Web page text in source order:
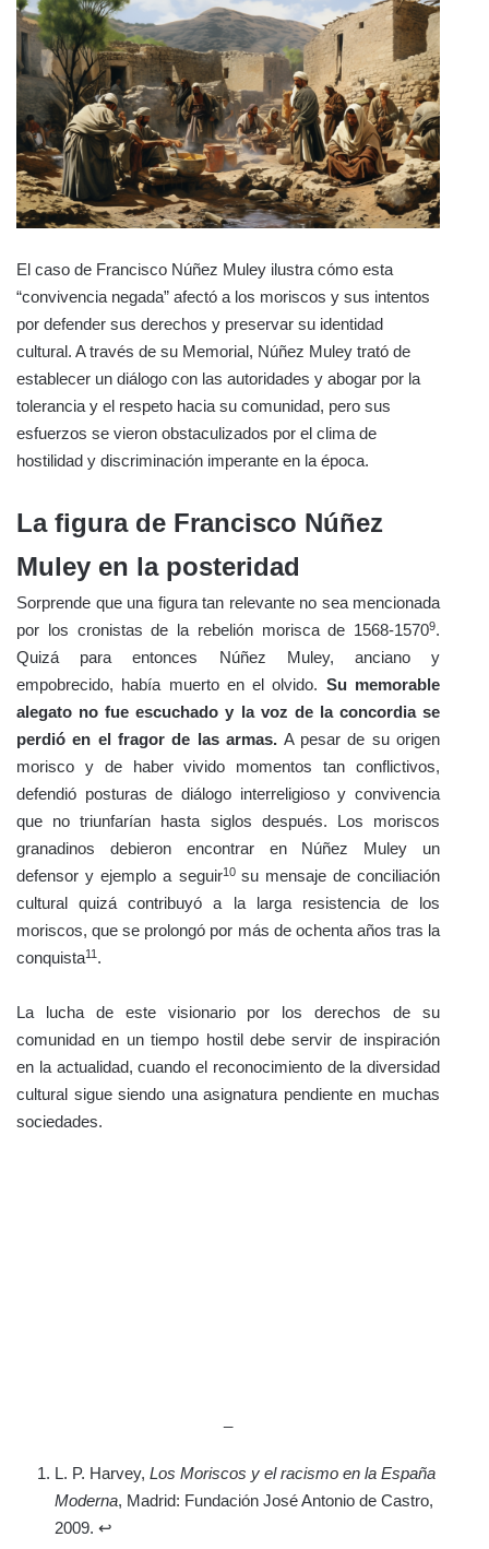
El caso de Francisco Núñez Muley ilustra cómo esta
“convivencia negada” afectó a los moriscos y sus intentos
por defender sus derechos y preservar su identidad
cultural. A través de su Memorial, Núñez Muley trató de
establecer un diálogo con las autoridades y abogar por la
tolerancia y el respeto hacia su comunidad, pero sus
esfuerzos se vieron obstaculizados por el clima de
hostilidad y discriminación imperante en la época.
La figura de Francisco Núñez
Muley en la posteridad
Sorprende que una figura tan relevante no sea mencionada
por los cronistas de la rebelión morisca de 1568-15709.
Quizá para entonces Núñez Muley, anciano y
empobrecido, había muerto en el olvido. Su memorable
alegato no fue escuchado y la voz de la concordia se
perdió en el fragor de las armas. A pesar de su origen
morisco y de haber vivido momentos tan conflictivos,
defendió posturas de diálogo interreligioso y convivencia
que no triunfarían hasta siglos después. Los moriscos
granadinos debieron encontrar en Núñez Muley un
defensor y ejemplo a seguir10 su mensaje de conciliación
cultural quizá contribuyó a la larga resistencia de los
moriscos, que se prolongó por más de ochenta años tras la
conquista11 .
La lucha de este visionario por los derechos de su
comunidad en un tiempo hostil debe servir de inspiración
en la actualidad, cuando el reconocimiento de la diversidad
cultural sigue siendo una asignatura pendiente en muchas
sociedades.
L. P. Harvey, Los Moriscos y el racismo en la España
Moderna, Madrid: Fundación José Antonio de Castro,
2009. ↩